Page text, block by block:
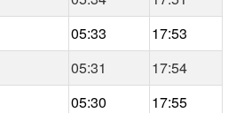
05:33
17:53
05:31
17:54
05:30
17:55